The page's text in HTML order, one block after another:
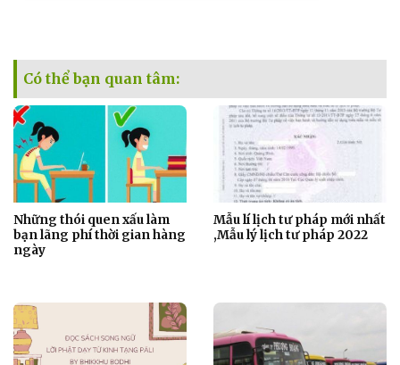
Có thể bạn quan tâm:
Những thói quen xấu làm
bạn lãng phí thời gian hàng
ngày
Mẫu lí lịch tư pháp mới nhất
,Mẫu lý lịch tư pháp 2022